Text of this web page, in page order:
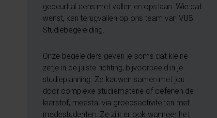
gebeurt al eens met vallen en opstaan. Wie dat
wenst, kan terugvallen op ons team van VUB
Studiebegeleiding.
Onze begeleiders geven je soms dat kleine
zetje in de juiste richting, bijvoorbeeld in je
studieplanning. Ze kauwen samen met jou
door complexe studiematerie of oefenen de
leerstof, meestal via groepsactiviteiten met
medestudenten. Ze zijn er ook wanneer het